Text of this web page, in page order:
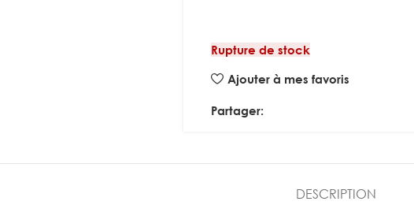
Rupture de stock
Ajouter à mes favoris
Partager:
DESCRIPTION